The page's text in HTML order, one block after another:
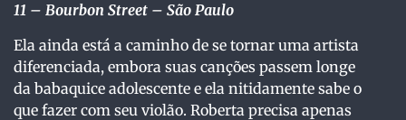
11 – Bourbon Street – São Paulo
Ela ainda está a caminho de se tornar uma artista
diferenciada, embora suas canções passem longe
da babaquice adolescente e ela nitidamente sabe o
que fazer com seu violão. Roberta precisa apenas